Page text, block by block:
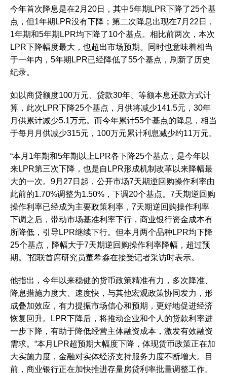
今年首次降息是在2月20日，其中5年期LPR下降了25个基
点，但1年期LPR没有下降；第二次降息出现在7月22日，
1年期和5年期LPR均下降了10个基点。相比前两次，本次
LPR下降幅度最大，也超出市场预期。同时也意味着相当
于一年内，5年期LPR已经降低了55个基点，刷新了历史
纪录。
如以商贷额度100万元、贷款30年、等额本息还款方式计
算，此次LPR下降25个基点，月供将减少141.5元，30年
月供累计减少5.1万元。而今年累计55个基点的降息，相当
于每月月供减少315元，100万元累计利息减少约11万元。
“本月1年期和5年期以上LPR各下降25个基点，是今年以
来LPR第三次下降，也是自LPR形成机制改革以来降幅最
大的一次。9月27日起，公开市场7天期逆回购操作利率由
此前的1.70%调整为1.50%，下调20个基点。7天期逆回购
操作利率已经成为主要政策利率，7天期逆回购操作利率
下调之后，带动市场基准利率下行，商业银行资金成本有
所降低，引导LPR继续下行。但本月两个品种LPR均下降
25个基点，降幅大于7天期逆回购操作利率降幅，超过预
期。”招联首席研究员董希淼在接受记者采访时表示。
他指出，今年以来稳健的货币政策精准有力，多次降准、
降息措施力度大、速度快，与其他宏观政策协同发力，形
成叠加效应，有力提振市场信心和预期，更好地促进经济
恢复回升。LPR下降后，将推动企业和个人的贷款利率进
一步下降，有助于降低经营主体融资成本，激发有效融资
需求。“本月LPR超预期大幅度下降，体现货币政策正在加
大实施力度，金融对实体经济支持服务力度不断增大。目
前，商业银行正在加快推进存量房贷利率批量调整工作。